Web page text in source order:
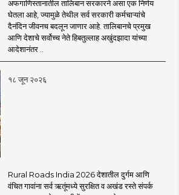
अफगाणिस्तानातील तालिबान सरकारने असा एक निर्णय
घेतला आहे, ज्यामुळे तेथील सर्व सरकारी कर्मचाऱ्यांचे
दैनंदिन जीवनच बदलून जाणार आहे. तालिबानचे प्रमुख
आणि देशाचे सर्वोच्च नेते हिबतुल्लाह अखुंदझादा यांच्या
आदेशानंतर ..
१८ जून २०२६
Rural Roads India 2026 देशातील दुर्गम आणि
वंचित गावांना सर्व ऋतूंमध्ये सुरक्षित व अखंड रस्ते संपर्क